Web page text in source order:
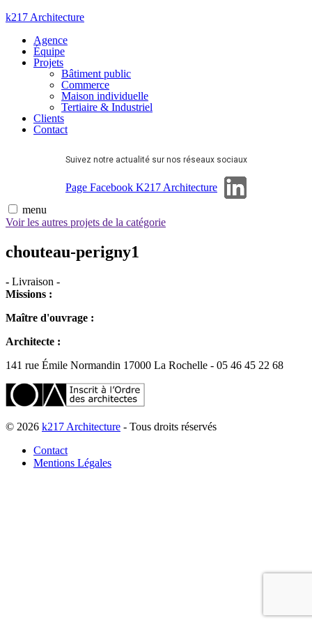
Aller
contenu
k217 Architecture
Agence
Équipe
Projets
Bâtiment public
Commerce
Maison individuelle
Tertiaire & Industriel
Clients
Contact
Suivez notre actualité sur nos réseaux sociaux
Page Facebook K217 Architecture
menu
Voir les autres projets de la catégorie
chouteau-perigny1
- Livraison -
Missions :
Maître d'ouvrage :
Architecte :
141 rue Émile Normandin 17000 La Rochelle - 05 46 45 22 68
© 2026 k217 Architecture - Tous droits réservés
Contact
Mentions Légales